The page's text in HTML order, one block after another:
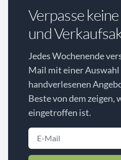
Verpasse
und
Jedes Wochenende
Mail mit einer Auswahl
handverlesenen
Beste von dem zeigen,
eingetroffen ist.